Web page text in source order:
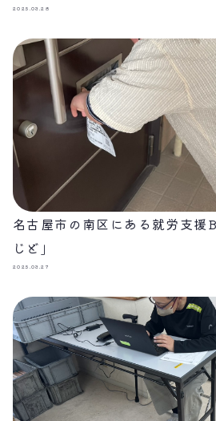
2025.03.28
名古屋市の南区にある就労支援
じど」
2025.03.27